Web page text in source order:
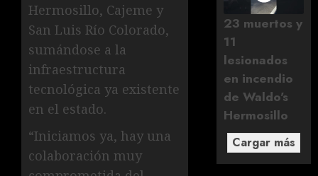
Hermosillo, Cajeme y
San Luis Río Colorado,
sumándose a la
infraestructura
tecnológica ya existente
en el estado.
“Iniciamos ya, hay una
colaboración muy
23 muertos y
11
lesionados
en incendio
de Waldo's
Hermosillo
Cargar más